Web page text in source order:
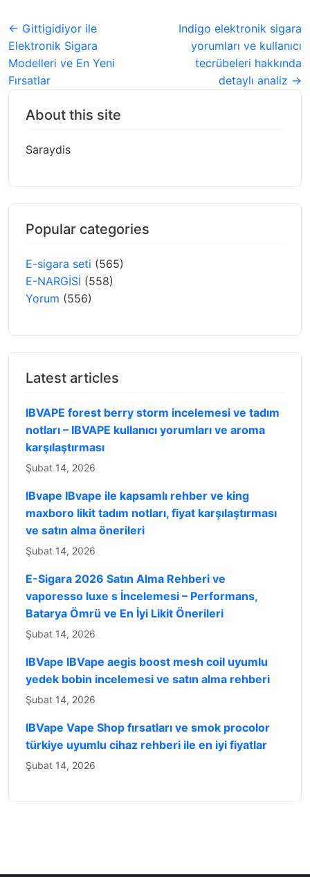
← Gittigidiyor ile
Elektronik Sigara
Modelleri ve En Yeni
Fırsatlar
Indigo elektronik sigara
yorumları ve kullanıcı
tecrübeleri hakkında
detaylı analiz →
About this site
Saraydis
Popular categories
E-sigara seti (565)
E-NARGİSİ (558)
Yorum (556)
Latest articles
IBVAPE forest berry storm incelemesi ve tadım
notları – IBVAPE kullanıcı yorumları ve aroma
karşılaştırması
Şubat 14, 2026
IBvape IBvape ile kapsamlı rehber ve king
maxboro likit tadım notları, fiyat karşılaştırması
ve satın alma önerileri
Şubat 14, 2026
E-Sigara 2026 Satın Alma Rehberi ve
vaporesso luxe s İncelemesi – Performans,
Batarya Ömrü ve En İyi Likit Önerileri
Şubat 14, 2026
IBVape IBVape aegis boost mesh coil uyumlu
yedek bobin incelemesi ve satın alma rehberi
Şubat 14, 2026
IBVape Vape Shop fırsatları ve smok procolor
türkiye uyumlu cihaz rehberi ile en iyi fiyatlar
Şubat 14, 2026